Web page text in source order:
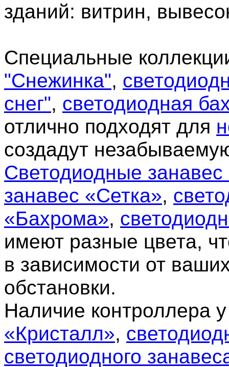
зданий: витрин,
Специальные
"Снежинка",
снег", светодиодная
отлично подходят для
создадут
Светодиодные
занавес «Сетка»,
«Бахрома»,
имеют разные цвета,
в зависимости от
обстановки.
Наличие контроллера
«Кристалл»,
светодиодного